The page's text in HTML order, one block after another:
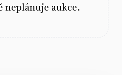
neplánuje aukce.